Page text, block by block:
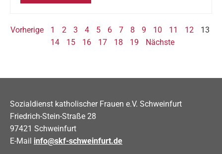
Vorherige 1 2 3 4 5 6 7 8 9 10 11 12
13
14
15 16 17 18 19 Nächste
Sozialdienst katholischer Frauen e.V. Schweinfurt
Friedrich-Stein-Straße 28
97421 Schweinfurt
E-Mail info@skf-schweinfurt.de